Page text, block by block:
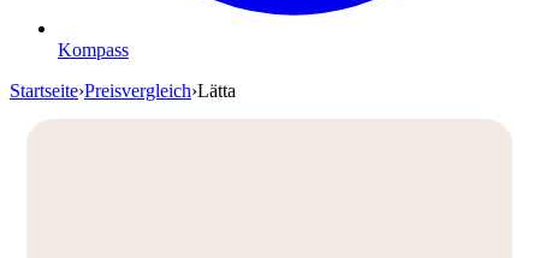
Kompass
Startseite›Preisvergleich›Lätta